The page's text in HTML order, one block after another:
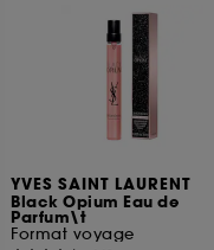
YVES SAINT LAURENT
Black Opium Eau de
Parfum\t
Format voyage